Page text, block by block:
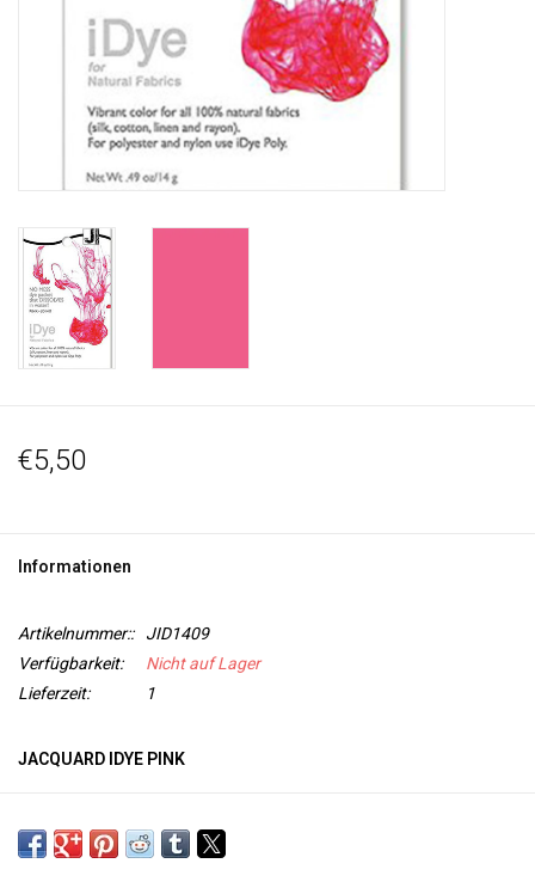
€5,50
Informationen
Artikelnummer::
JID1409
Verfügbarkeit:
Nicht auf Lager
Lieferzeit:
1
JACQUARD IDYE PINK
Naturtextilien, wie Seide, Leinen, Baumwolle. iDye wird in einer
Farbstoffpackung zum Auflösen geliefert, so dass kein Pulver